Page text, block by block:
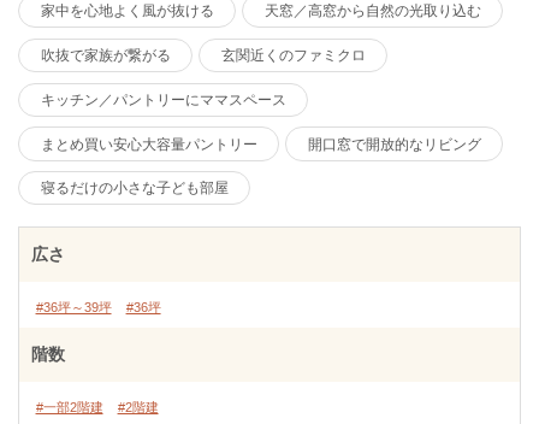
家中を心地よく風が抜ける 天窓／高窓から自然の光取り込む
吹抜で家族が繋がる 玄関近くのファミクロ
キッチン／パントリーにママスペース
まとめ買い安心大容量パントリー 開口窓で開放的なリビング
寝るだけの小さな子ども部屋
広さ
#36坪～39坪 #36坪
階数
#一部2階建 #2階建